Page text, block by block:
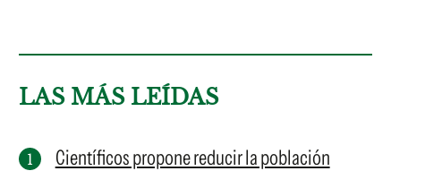
LAS MÁS LEÍDAS
Científicos propone reducir la población